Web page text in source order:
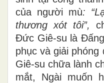
của người mù:
thương xót tôi”,
Đức Giê-su là
phục và giải
Giê-su chữa lành
mắt, Ngài muốn